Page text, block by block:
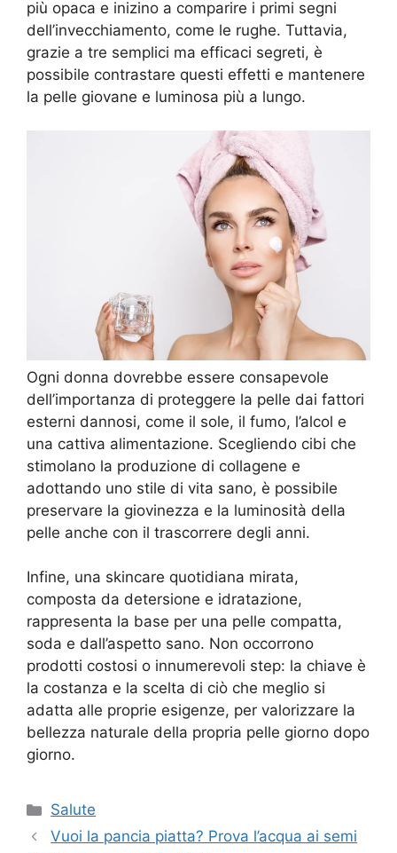
più opaca e inizino a comparire i primi segni
dell’invecchiamento, come le rughe. Tuttavia,
grazie a tre semplici ma efficaci segreti, è
possibile contrastare questi effetti e mantenere
la pelle giovane e luminosa più a lungo.
Ogni donna dovrebbe essere consapevole
dell’importanza di proteggere la pelle dai fattori
esterni dannosi, come il sole, il fumo, l’alcol e
una cattiva alimentazione. Scegliendo cibi che
stimolano la produzione di collagene e
adottando uno stile di vita sano, è possibile
preservare la giovinezza e la luminosità della
pelle anche con il trascorrere degli anni.
Infine, una skincare quotidiana mirata,
composta da detersione e idratazione,
rappresenta la base per una pelle compatta,
soda e dall’aspetto sano. Non occorrono
prodotti costosi o innumerevoli step: la chiave è
la costanza e la scelta di ciò che meglio si
adatta alle proprie esigenze, per valorizzare la
bellezza naturale della propria pelle giorno dopo
giorno.
Categorie
Salute
Vuoi la pancia piatta? Prova l’acqua ai semi